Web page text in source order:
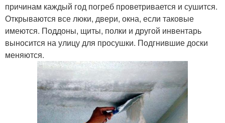
причинам каждый год погреб проветривается и сушится.
Открываются все люки, двери, окна, если таковые
имеются. Поддоны, щиты, полки и другой инвентарь
выносится на улицу для просушки. Подгнившие доски
меняются.